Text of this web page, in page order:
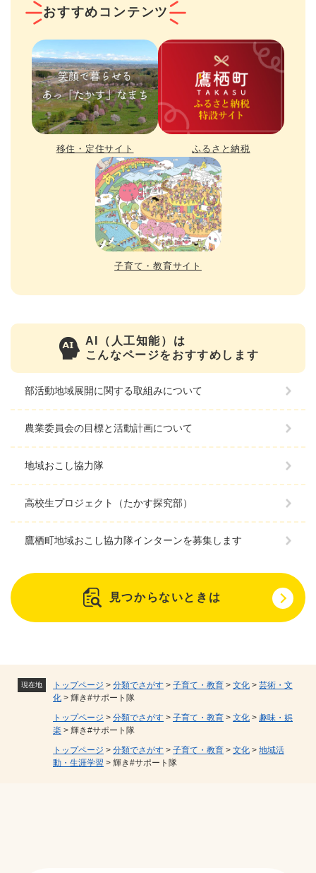
現在地 トップページ > 分類でさがす > 子育て・教育 > 文化 > 芸術・文
化 > 輝き#サポート隊
トップページ > 分類でさがす > 子育て・教育 > 文化 > 趣味・娯
楽 > 輝き#サポート隊
トップページ > 分類でさがす > 子育て・教育 > 文化 > 地域活
動・生涯学習 > 輝き#サポート隊
おすすめコンテンツ
移住・定住サイト ふるさと納税
子育て・教育サイト
AI（人工知能）は
こんなページをおすすめします
部活動地域展開に関する取組みについて
農業委員会の目標と活動計画について
地域おこし協力隊
高校生プロジェクト（たかす探究部）
鷹栖町地域おこし協力隊インターンを募集します
見つからないときは